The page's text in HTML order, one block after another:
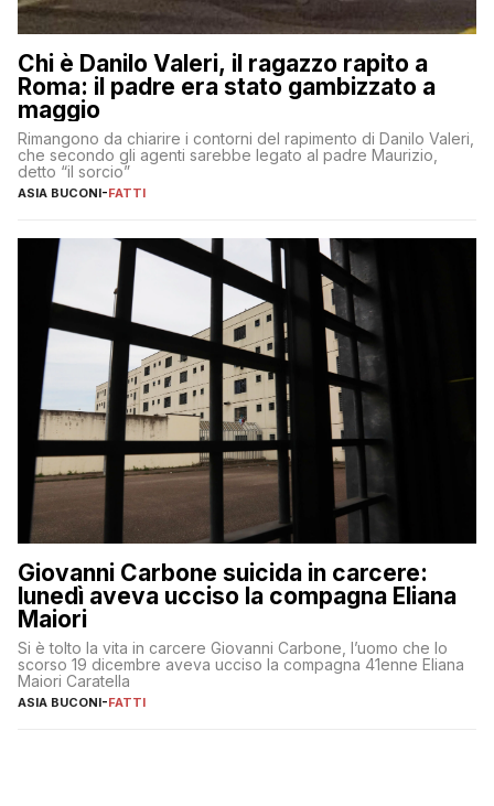
Chi è Danilo Valeri, il ragazzo rapito a
Roma: il padre era stato gambizzato a
maggio
Rimangono da chiarire i contorni del rapimento di Danilo Valeri,
che secondo gli agenti sarebbe legato al padre Maurizio,
detto “il sorcio”
ASIA BUCONI-FATTI
Giovanni Carbone suicida in carcere:
lunedì aveva ucciso la compagna Eliana
Maiori
Si è tolto la vita in carcere Giovanni Carbone, l’uomo che lo
scorso 19 dicembre aveva ucciso la compagna 41enne Eliana
Maiori Caratella
ASIA BUCONI-FATTI